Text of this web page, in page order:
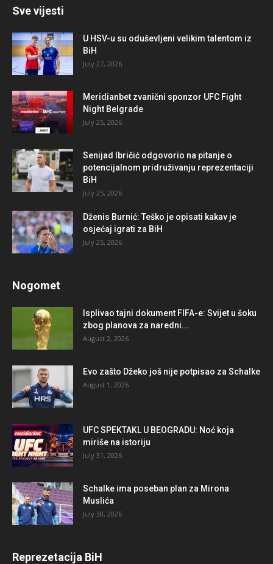
Sve vijesti
U HSV-u su oduševljeni velikim talentom iz
BiH
July 27, 2026
Meridianbet zvanični sponzor UFC Fight
Night Belgrade
July 25, 2026
Senijad Ibričić odgovorio na pitanje o
potencijalnom pridruživanju reprezentaciji
BiH
July 25, 2026
Dženis Burnić: Teško je opisati kakav je
osjećaj igrati za BiH
July 25, 2026
Nogomet
Isplivao tajni dokument FIFA-e: Svijet u šoku
zbog planova za naredni...
August 2, 2026
Evo zašto Džeko još nije potpisao za Schalke
August 1, 2026
UFC SPEKTAKL U BEOGRADU: Noć koja
miriše na istoriju
July 31, 2026
Schalke ima poseban plan za Mirona
Muslića
July 30, 2026
Reprezetacija BiH